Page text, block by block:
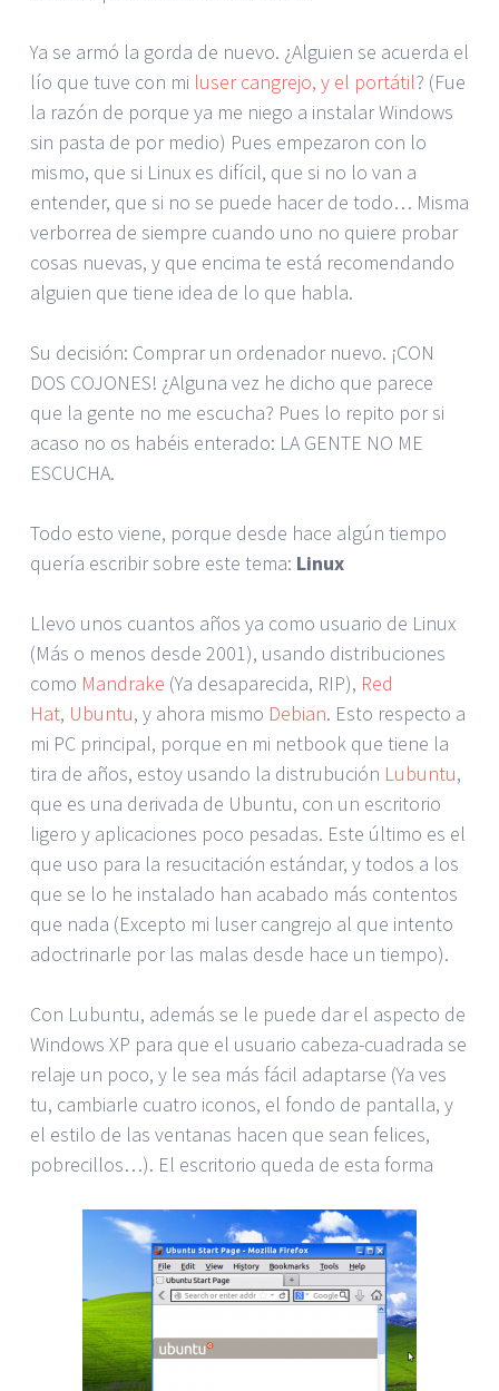
Ya se armó la gorda de nuevo. ¿Alguien se acuerda el
lío que tuve con mi luser cangrejo, y el portátil? (Fue
la razón de porque ya me niego a instalar Windows
sin pasta de por medio) Pues empezaron con lo
mismo, que si Linux es difícil, que si no lo van a
entender, que si no se puede hacer de todo… Misma
verborrea de siempre cuando uno no quiere probar
cosas nuevas, y que encima te está recomendando
alguien que tiene idea de lo que habla.
Su decisión: Comprar un ordenador nuevo. ¡CON
DOS COJONES! ¿Alguna vez he dicho que parece
que la gente no me escucha? Pues lo repito por si
acaso no os habéis enterado: LA GENTE NO ME
ESCUCHA.
Todo esto viene, porque desde hace algún tiempo
quería escribir sobre este tema: Linux
Llevo unos cuantos años ya como usuario de Linux
(Más o menos desde 2001), usando distribuciones
como Mandrake (Ya desaparecida, RIP), Red
Hat, Ubuntu, y ahora mismo Debian. Esto respecto a
mi PC principal, porque en mi netbook que tiene la
tira de años, estoy usando la distrubución Lubuntu,
que es una derivada de Ubuntu, con un escritorio
ligero y aplicaciones poco pesadas. Este último es el
que uso para la resucitación estándar, y todos a los
que se lo he instalado han acabado más contentos
que nada (Excepto mi luser cangrejo al que intento
adoctrinarle por las malas desde hace un tiempo).
Con Lubuntu, además se le puede dar el aspecto de
Windows XP para que el usuario cabeza-cuadrada se
relaje un poco, y le sea más fácil adaptarse (Ya ves
tu, cambiarle cuatro iconos, el fondo de pantalla, y
el estilo de las ventanas hacen que sean felices,
pobrecillos…). El escritorio queda de esta forma